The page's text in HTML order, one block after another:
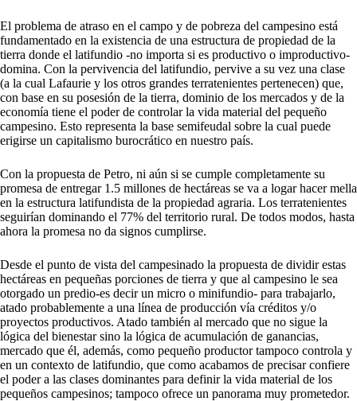
El problema de atraso en el campo y de pobreza del campesino está
fundamentado en la existencia de una estructura de propiedad de la
tierra donde el latifundio -no importa si es productivo o improductivo-
domina. Con la pervivencia del latifundio, pervive a su vez una clase
(a la cual Lafaurie y los otros grandes terratenientes pertenecen) que,
con base en su posesión de la tierra, dominio de los mercados y de la
economía tiene el poder de controlar la vida material del pequeño
campesino. Esto representa la base semifeudal sobre la cual puede
erigirse un capitalismo burocrático en nuestro país.
Con la propuesta de Petro, ni aún si se cumple completamente su
promesa de entregar 1.5 millones de hectáreas se va a logar hacer mella
en la estructura latifundista de la propiedad agraria. Los terratenientes
seguirían dominando el 77% del territorio rural. De todos modos, hasta
ahora la promesa no da signos cumplirse.
Desde el punto de vista del campesinado la propuesta de dividir estas
hectáreas en pequeñas porciones de tierra y que al campesino le sea
otorgado un predio-es decir un micro o minifundio- para trabajarlo,
atado probablemente a una línea de producción vía créditos y/o
proyectos productivos. Atado también al mercado que no sigue la
lógica del bienestar sino la lógica de acumulación de ganancias,
mercado que él, además, como pequeño productor tampoco controla y
en un contexto de latifundio, que como acabamos de precisar confiere
el poder a las clases dominantes para definir la vida material de los
pequeños campesinos; tampoco ofrece un panorama muy prometedor.